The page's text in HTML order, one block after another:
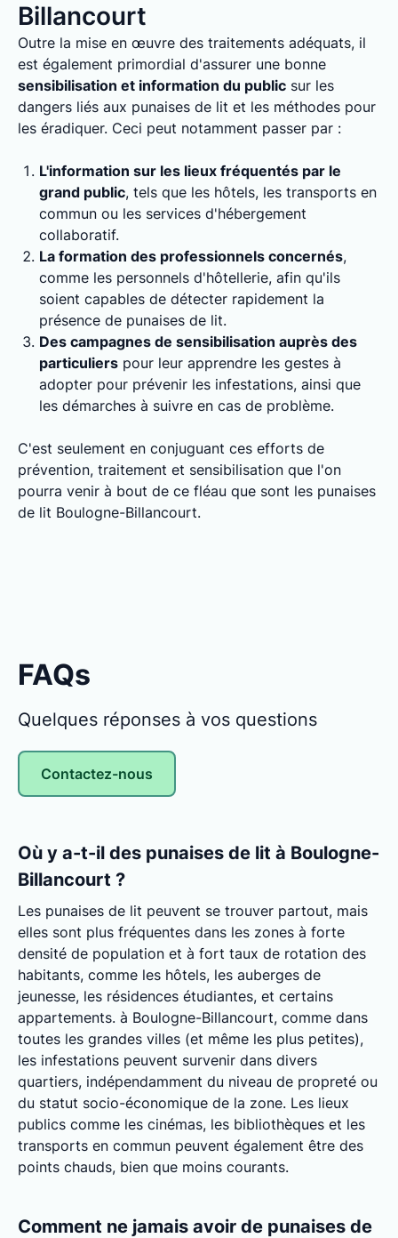
Billancourt
Outre la mise en œuvre des traitements adéquats, il
est également primordial d'assurer une bonne
sensibilisation et information du public sur les
dangers liés aux punaises de lit et les méthodes pour
les éradiquer. Ceci peut notamment passer par :
L'information sur les lieux fréquentés par le
grand public, tels que les hôtels, les transports en
commun ou les services d'hébergement
collaboratif.
La formation des professionnels concernés,
comme les personnels d'hôtellerie, afin qu'ils
soient capables de détecter rapidement la
présence de punaises de lit.
Des campagnes de sensibilisation auprès des
particuliers pour leur apprendre les gestes à
adopter pour prévenir les infestations, ainsi que
les démarches à suivre en cas de problème.
C'est seulement en conjuguant ces efforts de
prévention, traitement et sensibilisation que l'on
pourra venir à bout de ce fléau que sont les punaises
de lit Boulogne-Billancourt.
FAQs
Quelques réponses à vos questions
Contactez-nous
Où y a-t-il des punaises de lit à Boulogne-
Billancourt ?
Les punaises de lit peuvent se trouver partout, mais
elles sont plus fréquentes dans les zones à forte
densité de population et à fort taux de rotation des
habitants, comme les hôtels, les auberges de
jeunesse, les résidences étudiantes, et certains
appartements. à Boulogne-Billancourt, comme dans
toutes les grandes villes (et même les plus petites),
les infestations peuvent survenir dans divers
quartiers, indépendamment du niveau de propreté ou
du statut socio-économique de la zone. Les lieux
publics comme les cinémas, les bibliothèques et les
transports en commun peuvent également être des
points chauds, bien que moins courants.
Comment ne jamais avoir de punaises de